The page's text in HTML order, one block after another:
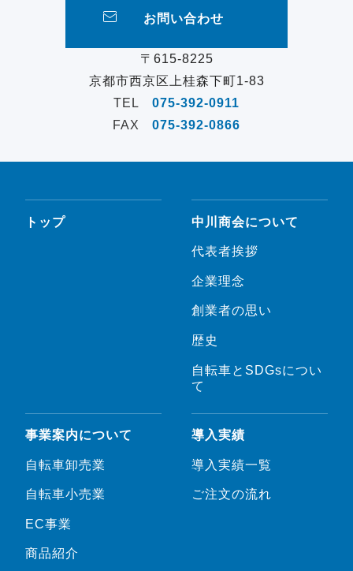
お問い合わせ
〒615-8225
京都市西京区上桂森下町1-83
TEL
075-392-0911
FAX
075-392-0866
トップ 中川商会について
代表者挨拶
企業理念
創業者の思い
歴史
自転車とSDGsについ
て
事業案内について
自転車卸売業
自転車小売業
EC事業
商品紹介
導入実績
導入実績一覧
ご注文の流れ